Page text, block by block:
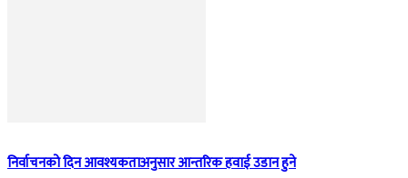
निर्वाचनको दिन आवश्यकताअनुसार आन्तरिक हवाई उडान हुने